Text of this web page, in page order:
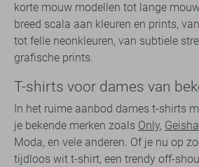
korte mouw modellen tot lange
breed scala aan kleuren en prints,
tot felle neonkleuren, van subtiele
grafische prints.
T-shirts voor dames van
In het ruime aanbod dames t-shirts
je bekende merken zoals Only, Geisha
Moda, en vele anderen. Of je nu op
tijdloos wit t-shirt, een trendy off-